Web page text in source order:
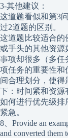
3-其他建议：
这道题看似和第3
过2道题的区别。
这道题比较适合的
或手头的其他资源
事项却很多（多任
项任务的重要性和
间合理划分，使得
下：时间紧和资源
如何进行优先级排
紧急。
8、Provide an
and converted them